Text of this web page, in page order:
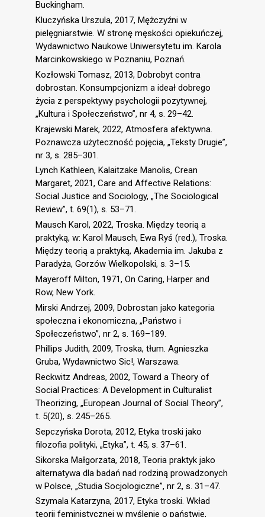
Buckingham.
Kluczyńska Urszula, 2017, Mężczyźni w
pielęgniarstwie. W stronę męskości opiekuńczej,
Wydawnictwo Naukowe Uniwersytetu im. Karola
Marcinkowskiego w Poznaniu, Poznań.
Kozłowski Tomasz, 2013, Dobrobyt contra
dobrostan. Konsumpcjonizm a ideał dobrego
życia z perspektywy psychologii pozytywnej,
„Kultura i Społeczeństwo”, nr 4, s. 29–42.
Krajewski Marek, 2022, Atmosfera afektywna.
Poznawcza użyteczność pojęcia, „Teksty Drugie”,
nr 3, s. 285–301.
Lynch Kathleen, Kalaitzake Manolis, Crean
Margaret, 2021, Care and Affective Relations:
Social Justice and Sociology, „The Sociological
Review”, t. 69(1), s. 53–71.
Mausch Karol, 2022, Troska. Między teorią a
praktyką, w: Karol Mausch, Ewa Ryś (red.), Troska.
Między teorią a praktyką, Akademia im. Jakuba z
Paradyża, Gorzów Wielkopolski, s. 3–15.
Mayeroff Milton, 1971, On Caring, Harper and
Row, New York.
Mirski Andrzej, 2009, Dobrostan jako kategoria
społeczna i ekonomiczna, „Państwo i
Społeczeństwo”, nr 2, s. 169–189.
Phillips Judith, 2009, Troska, tłum. Agnieszka
Gruba, Wydawnictwo Sic!, Warszawa.
Reckwitz Andreas, 2002, Toward a Theory of
Social Practices: A Development in Culturalist
Theorizing, „European Journal of Social Theory”,
t. 5(20), s. 245–265.
Sepczyńska Dorota, 2012, Etyka troski jako
filozofia polityki, „Etyka”, t. 45, s. 37–61.
Sikorska Małgorzata, 2018, Teoria praktyk jako
alternatywa dla badań nad rodziną prowadzonych
w Polsce, „Studia Socjologiczne”, nr 2, s. 31–47.
Szymala Katarzyna, 2017, Etyka troski. Wkład
teorii feministycznej w myślenie o państwie,